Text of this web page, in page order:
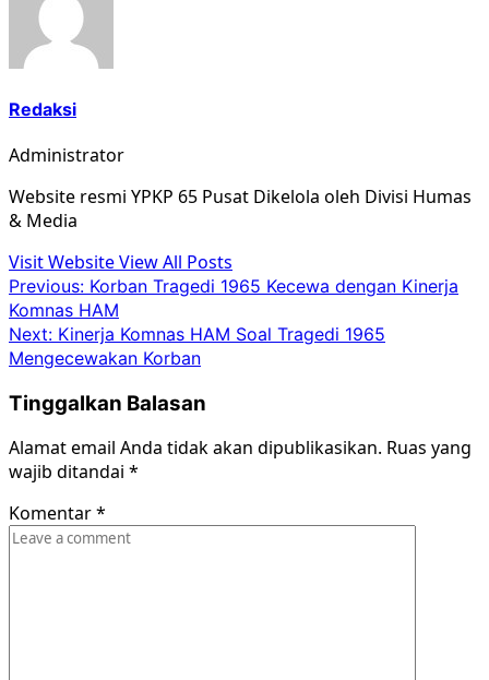
Redaksi
Administrator
Website resmi YPKP 65 Pusat Dikelola oleh Divisi Humas
& Media
Visit WebsiteView All Posts
Post
navigation
Previous: Korban Tragedi 1965 Kecewa dengan Kinerja
Komnas HAM
Next: Kinerja Komnas HAM Soal Tragedi 1965
Mengecewakan Korban
Tinggalkan Balasan
Alamat email Anda tidak akan dipublikasikan. Ruas yang
wajib ditandai *
Komentar*